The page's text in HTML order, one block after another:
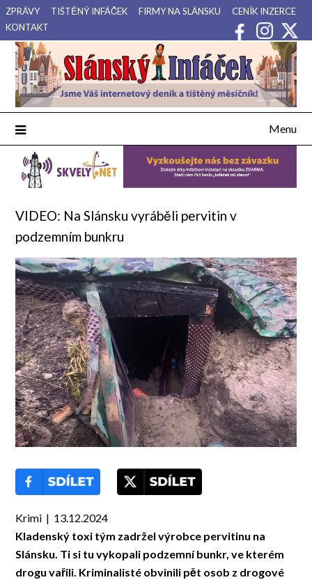
Přejdi
na
obsah
ZPRÁVY TIŠTĚNÝ INFÁČEK FIRMY NA SLÁNSKU
CENÍK INZERCE
KONTAKT
Slánský Infáček
Váš internetový deník a tištěný měsíčník pro Slánsko, Kladensko
a Lounsko.
Menu
VIDEO: Na Slánsku vyráběli pervitin v
podzemním bunkru
Krimi | 13.12.2024
Kladenský toxi tým zadržel výrobce pervitinu na
Slánsku. Ti si tu vykopali podzemní bunkr, ve kterém
drogu vařili. Kriminalisté obvinili pět osob z drogové